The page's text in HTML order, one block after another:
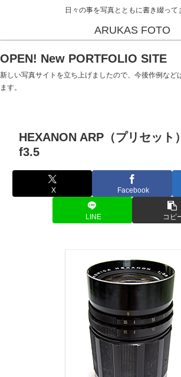
日々の事を写真とともに書き綴って
ARUKAS FOTO
OPEN! New PORTFOLIO SITE
新しい写真サイトを立ち上げましたので、今後作例など
ます。
HEXANON ARP（プリセット
f3.5
X Facebook
LINE コピ